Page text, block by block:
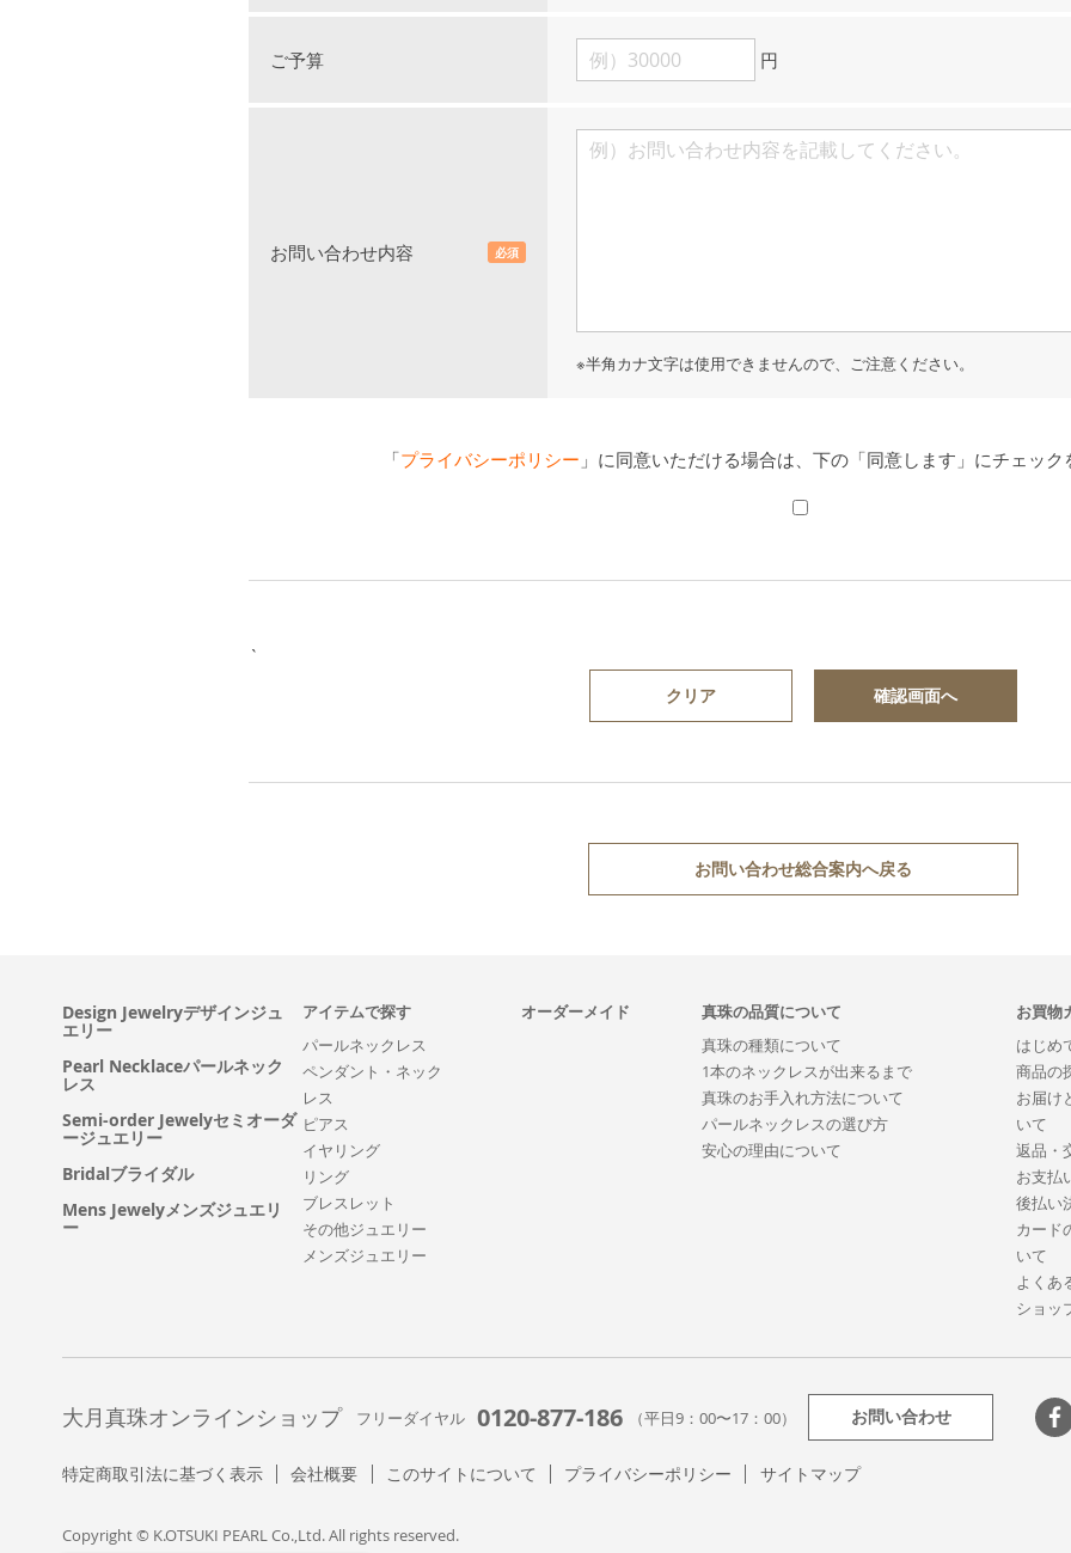
ご予算 円
お問い合わせ内容 必須
※半角カナ文字は使用できませんので、ご注意ください。
「プライバシーポリシー 」に同意いただける場合は、下の「同意します」にチェック
`
お問い合わせ総合案内へ戻る
Design Jewelryデザインジュ
エリー
Pearl Necklaceパールネック
レス
Semi-order Jewelyセミオーダ
ージュエリー
Bridalブライダル
Mens Jewelyメンズジュエリ
ー
アイテムで探す
パールネックレス
ペンダント・ネック
レス
ピアス
イヤリング
リング
ブレスレット
その他ジュエリー
メンズジュエリー
オーダーメイド
真珠の品質について
真珠の種類について
1本のネックレスが出来るまで
真珠のお手入れ方法について
パールネックレスの選び方
安心の理由について
お買物
はじめ
商品の
お届け
いて
返品・
お支払
後払い
カード
いて
よくあ
ショッ
大月真珠オンラインショップ フリーダイヤル 0120-877-186 （平日9：00〜17：00） お問い合わせ
特定商取引法に基づく表示 会社概要 このサイトについて プライバシーポリシー サイトマップ
Copyright © K.OTSUKI PEARL Co.,Ltd. All rights reserved.